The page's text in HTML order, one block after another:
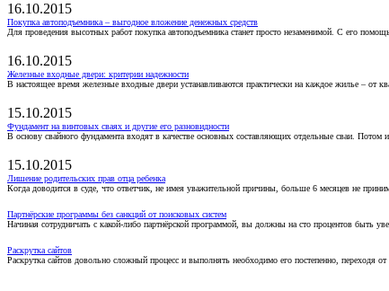
16.10.2015
Покупка автоподъемника – выгодное вложение денежных средств
Для проведения высотных работ покупка автоподъемника станет просто незаменимой. С его
16.10.2015
Железные входные двери: критерии надежности
В настоящее время железные входные двери устанавливаются практически на каждое жилье – от
15.10.2015
Фундамент на винтовых сваях и другие его разновидности
В основу свайного фундамента входят в качестве основных составляющих отдельные сваи. Потом
15.10.2015
Лишение родительских прав отца ребенка
Когда доводится в суде, что ответчик, не имея уважительной причины, больше 6 месяцев не
Партнёрские программы без санкций от поисковых систем
Начиная сотрудничать с какой-либо партнёрской программой, вы должны на сто процентов быть
Раскрутка сайтов
Раскрутка сайтов довольно сложный процесс и выполнять необходимо его постепенно, переходя